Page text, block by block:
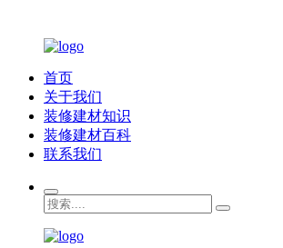
首页
关于我们
装修建材知识
装修建材百科
联系我们